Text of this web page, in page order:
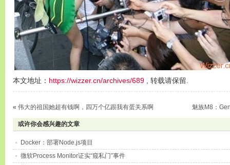
本文地址： https://wizzer.cn/archives/689 , 转载请保留.
« 伟大的祖国她超有钱啊，四万个亿跟我有蛋关系啊 魅族M8：
或许你会感兴趣的文章
Docker：部署Node.js项目
微软Process Monitor证实“窥私门”事件